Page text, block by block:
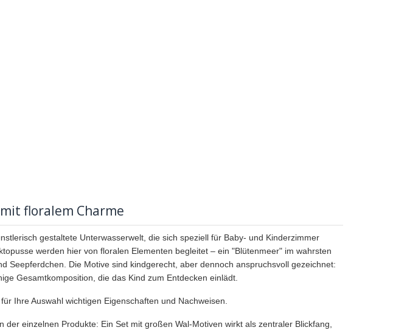
floralem Charme
gestaltete Unterwasserwelt, die sich speziell für Baby- und Kinderzimmer
werden hier von floralen Elementen begleitet – ein "Blütenmeer" im wahrsten
Seepferdchen. Die Motive sind kindgerecht, aber dennoch anspruchsvoll gezeichnet:
Gesamtkomposition, die das Kind zum Entdecken einlädt.
Ihre Auswahl wichtigen Eigenschaften und Nachweisen.
einzelnen Produkte: Ein Set mit großen Wal-Motiven wirkt als zentraler Blickfang,